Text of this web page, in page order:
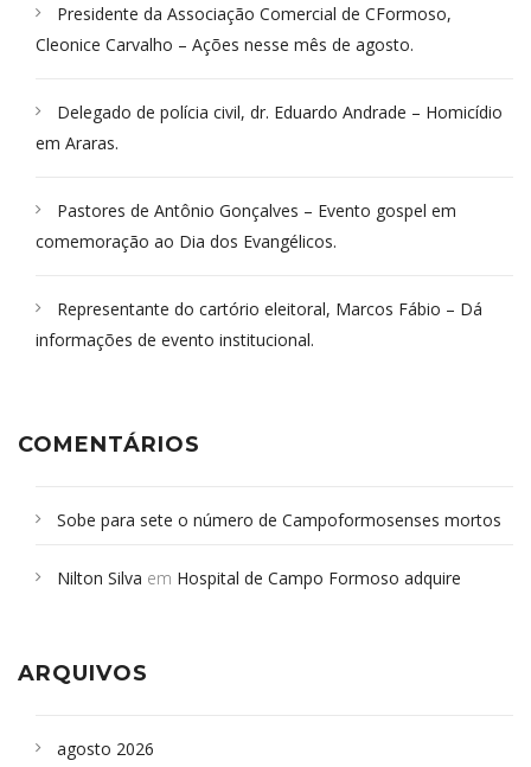
Presidente da Associação Comercial de CFormoso,
Cleonice Carvalho – Ações nesse mês de agosto.
Delegado de polícia civil, dr. Eduardo Andrade – Homicídio
em Araras.
Pastores de Antônio Gonçalves – Evento gospel em
comemoração ao Dia dos Evangélicos.
Representante do cartório eleitoral, Marcos Fábio – Dá
informações de evento institucional.
COMENTÁRIOS
Sobe para sete o número de Campoformosenses mortos
Campoformosenses que morreram em desabamentos são
Nilton Silva em Hospital de Campo Formoso adquire
ARQUIVOS
agosto 2026